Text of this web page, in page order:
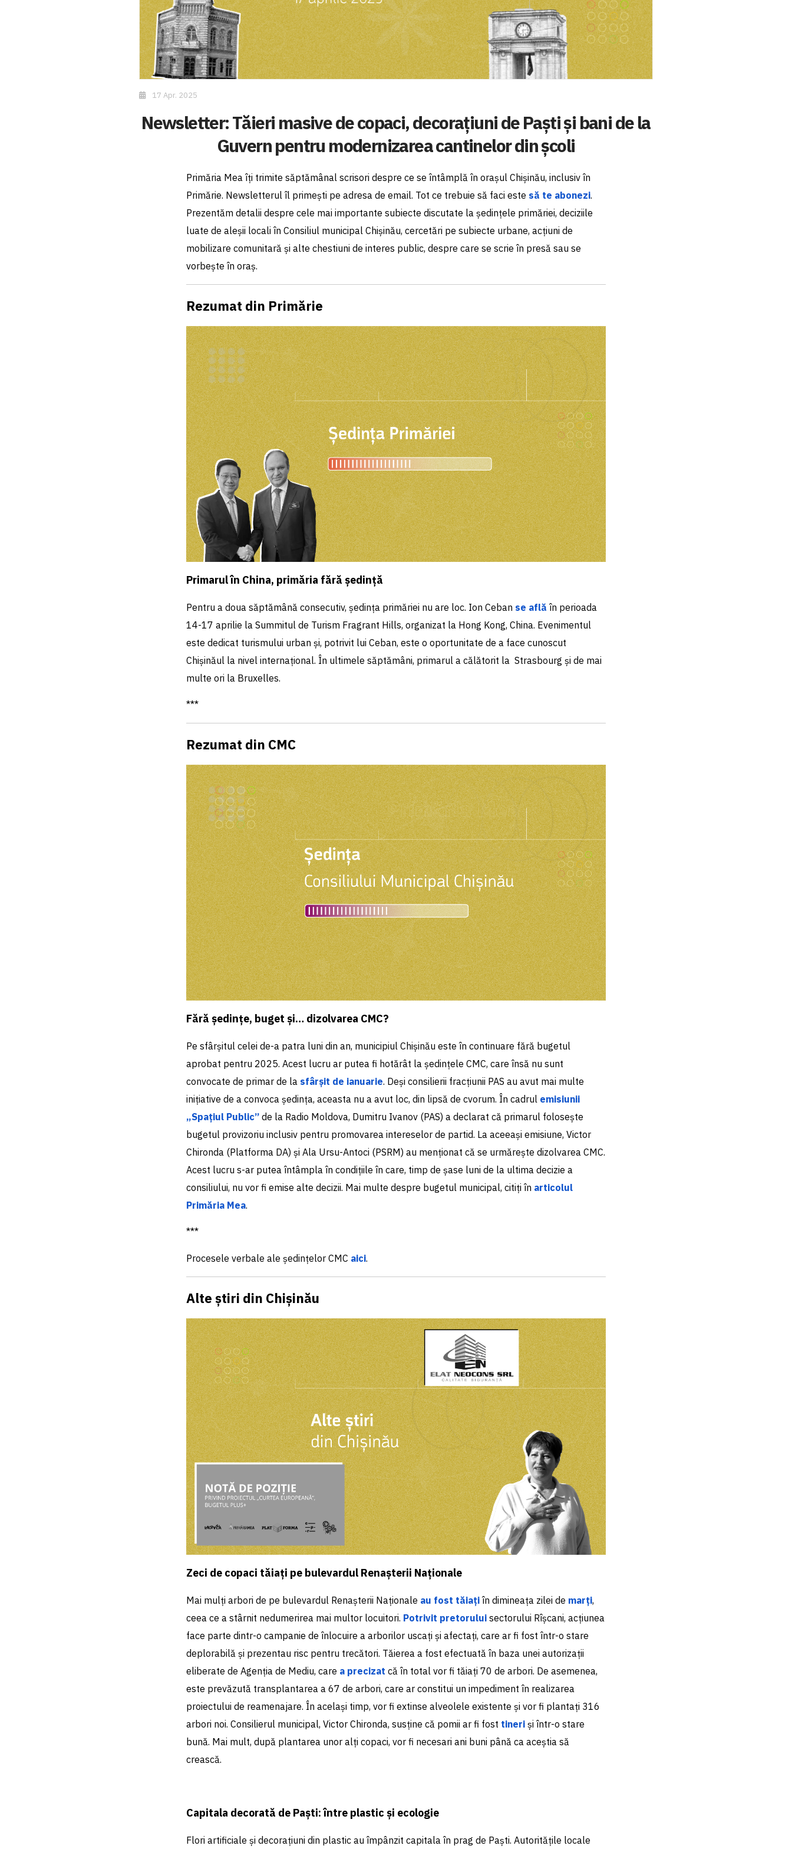
17 Apr. 2025
Newsletter: Tăieri masive de copaci, decorațiuni de Paști și bani de la
Guvern pentru modernizarea cantinelor din școli
Primăria Mea îți trimite săptămânal scrisori despre ce se întâmplă în orașul Chișinău, inclusiv în
Primărie. Newsletterul îl primești pe adresa de email. Tot ce trebuie să faci este să te abonezi.
Prezentăm detalii despre cele mai importante subiecte discutate la ședințele primăriei, deciziile
luate de aleșii locali în Consiliul municipal Chișinău, cercetări pe subiecte urbane, acțiuni de
mobilizare comunitară și alte chestiuni de interes public, despre care se scrie în presă sau se
vorbește în oraș.
Rezumat din Primărie
Primarul în China, primăria fără ședință
Pentru a doua săptămână consecutiv, ședința primăriei nu are loc. Ion Ceban se află în perioada
14-17 aprilie la Summitul de Turism Fragrant Hills, organizat la Hong Kong, China. Evenimentul
este dedicat turismului urban și, potrivit lui Ceban, este o oportunitate de a face cunoscut
Chișinăul la nivel internațional. În ultimele săptămâni, primarul a călătorit la Strasbourg și de mai
multe ori la Bruxelles.
***
Rezumat din CMC
Fără ședințe, buget și… dizolvarea CMC?
Pe sfârșitul celei de-a patra luni din an, municipiul Chișinău este în continuare fără bugetul
aprobat pentru 2025. Acest lucru ar putea fi hotărât la ședințele CMC, care însă nu sunt
convocate de primar de la sfârșit de ianuarie. Deși consilierii fracțiunii PAS au avut mai multe
inițiative de a convoca ședința, aceasta nu a avut loc, din lipsă de cvorum. În cadrul emisiunii
„Spațiul Public” de la Radio Moldova, Dumitru Ivanov (PAS) a declarat că primarul folosește
bugetul provizoriu inclusiv pentru promovarea intereselor de partid. La aceeași emisiune, Victor
Chironda (Platforma DA) și Ala Ursu-Antoci (PSRM) au menționat că se urmărește dizolvarea CMC.
Acest lucru s-ar putea întâmpla în condițiile în care, timp de șase luni de la ultima decizie a
consiliului, nu vor fi emise alte decizii. Mai multe despre bugetul municipal, citiți în articolul
Primăria Mea.
***
Procesele verbale ale ședințelor CMC aici.
Alte știri din Chișinău
Zeci de copaci tăiați pe bulevardul Renașterii Naționale
Mai mulți arbori de pe bulevardul Renașterii Naționale au fost tăiați în dimineața zilei de marți,
ceea ce a stârnit nedumerirea mai multor locuitori. Potrivit pretorului sectorului Rîșcani, acțiunea
face parte dintr-o campanie de înlocuire a arborilor uscați și afectați, care ar fi fost într-o stare
deplorabilă și prezentau risc pentru trecători. Tăierea a fost efectuată în baza unei autorizații
eliberate de Agenția de Mediu, care a precizat că în total vor fi tăiați 70 de arbori. De asemenea,
este prevăzută transplantarea a 67 de arbori, care ar constitui un impediment în realizarea
proiectului de reamenajare. În același timp, vor fi extinse alveolele existente și vor fi plantați 316
arbori noi. Consilierul municipal, Victor Chironda, susține că pomii ar fi fost tineri și într-o stare
bună. Mai mult, după plantarea unor alți copaci, vor fi necesari ani buni până ca aceștia să
crească.
Capitala decorată de Paști: între plastic și ecologie
Flori artificiale și decorațiuni din plastic au împânzit capitala în prag de Paști. Autoritățile locale